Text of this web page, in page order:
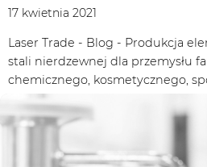
Dołącz jako
Partner
17 kwietnia 2021
Laser Trade - Blog - Produkcja
stali nierdzewnej dla przemysłu
chemicznego, kosmetycznego,